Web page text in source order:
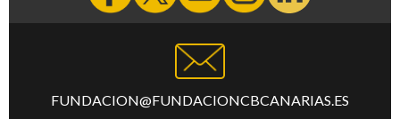
FUNDACION@FUNDACIONCBCANARIAS.ES